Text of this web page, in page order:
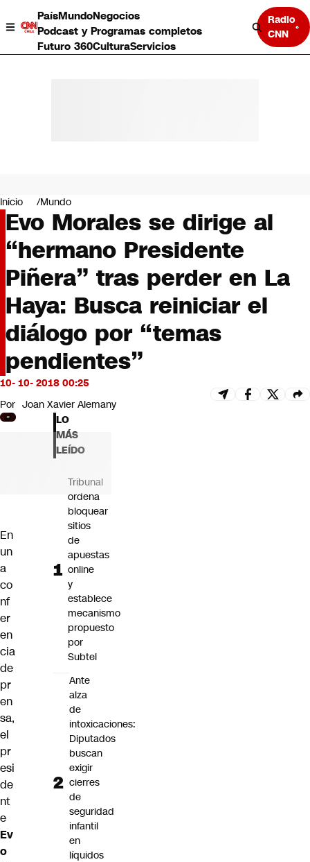
PaísMundoNegocios
Podcast y Programas completos
Futuro 360CulturaServicios
Radio
CNN
Negocios
Deportes
Programas completos
Cultura
Servicios
Bits
CNN tiempo
Futuro 360
Opinión
Inicio Mundo
Evo Morales se dirige al
“hermano Presidente
Piñera” tras perder en La
Haya: Busca reiniciar el
diálogo por “temas
pendientes”
10- 10- 2018 00:25
Por Joan Xavier Alemany
En
un
a
co
nf
er
en
cia
de
pr
en
sa,
el
pr
esi
de
nt
e
Ev
o
LO
MÁS
LEÍDO
Tribunal
ordena
bloquear
sitios
de
apuestas
online
y
establece
mecanismo
propuesto
por
Subtel
Ante
alza
de
intoxicaciones:
Diputados
buscan
exigir
cierres
de
seguridad
infantil
en
líquidos